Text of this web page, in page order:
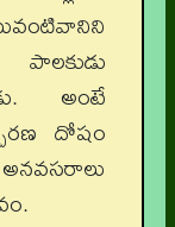
అంటే
దోషం